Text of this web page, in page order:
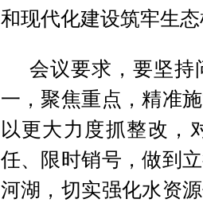
和现代化建设筑牢生
会议要求，要坚持
一，聚焦重点，精准
以更大力度抓整改，
任、限时销号，做到
河湖，切实强化水资